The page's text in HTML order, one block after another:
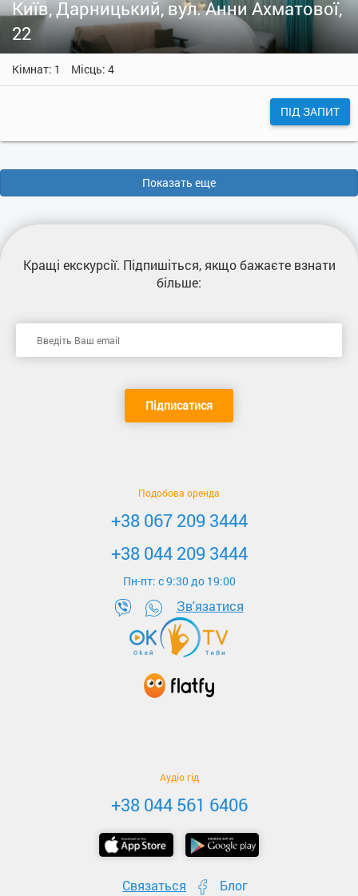
Київ, Дарницький, вул. Анни Ахматової,
22
Кімнат: 1 Місць: 4
ПІД ЗАПИТ
Показать еще
Кращі екскурсії. Підпишіться, якщо бажаєте взнати
більше:
Підписатися
Подобова оренда
+38 067 209 3444
+38 044 209 3444
Пн-пт: c 9:30 до 19:00
Зв'язатися
Аудіо гід
+38 044 561 6406
Связаться Блог